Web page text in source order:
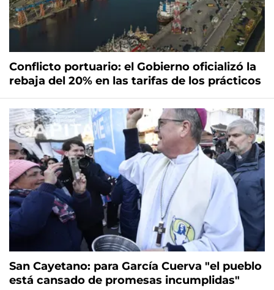
Conflicto portuario: el Gobierno oficializó la
rebaja del 20% en las tarifas de los prácticos
San Cayetano: para García Cuerva "el pueblo
está cansado de promesas incumplidas"